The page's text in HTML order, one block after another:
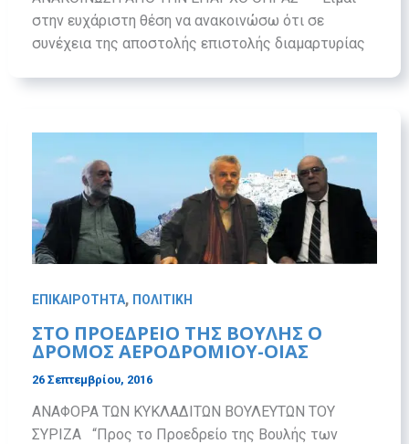
στην ευχάριστη θέση να ανακοινώσω ότι σε
συνέχεια της αποστολής επιστολής διαμαρτυρίας
ΕΠΙΚΑΙΡΟΤΗΤΑ, ΠΟΛΙΤΙΚΗ
ΣΤΟ ΠΡΟΕΔΡΕΙΟ ΤΗΣ ΒΟΥΛΗΣ Ο
ΔΡΟΜΟΣ ΑΕΡΟΔΡΟΜΙΟΥ-ΟΙΑΣ
26 Σεπτεμβρίου, 2016
ΑΝΑΦΟΡΑ ΤΩΝ ΚΥΚΛΑΔΙΤΩΝ ΒΟΥΛΕΥΤΩΝ ΤΟΥ
ΣΥΡΙΖΑ “Προς το Προεδρείο της Βουλής των